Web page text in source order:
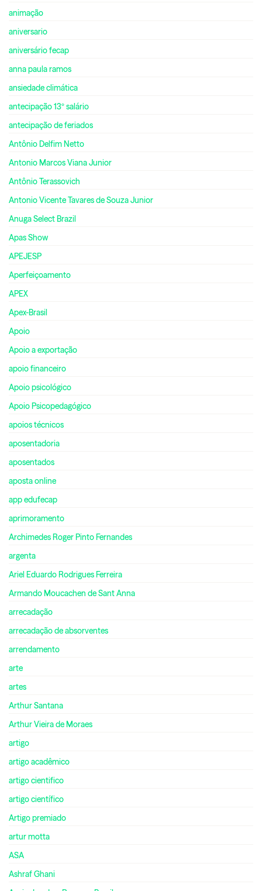
animação
aniversario
aniversário fecap
anna paula ramos
ansiedade climática
antecipação 13º salário
antecipação de feriados
Antônio Delfim Netto
Antonio Marcos Viana Junior
Antônio Terassovich
Antonio Vicente Tavares de Souza Junior
Anuga Select Brazil
Apas Show
APEJESP
Aperfeiçoamento
APEX
Apex-Brasil
Apoio
Apoio a exportação
apoio financeiro
Apoio psicológico
Apoio Psicopedagógico
apoios técnicos
aposentadoria
aposentados
aposta online
app edufecap
aprimoramento
Archimedes Roger Pinto Fernandes
argenta
Ariel Eduardo Rodrigues Ferreira
Armando Moucachen de Sant Anna
arrecadação
arrecadação de absorventes
arrendamento
arte
artes
Arthur Santana
Arthur Vieira de Moraes
artigo
artigo acadêmico
artigo cientifico
artigo científico
Artigo premiado
artur motta
ASA
Ashraf Ghani